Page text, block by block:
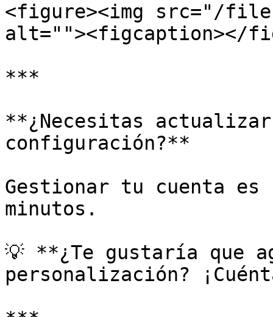
<figure><img src="/
alt=""><figcaption></
***
**¿Necesitas
configuración?**
Gestionar tu cuenta es
minutos.
💡 **¿Te gustaría que
personalización?